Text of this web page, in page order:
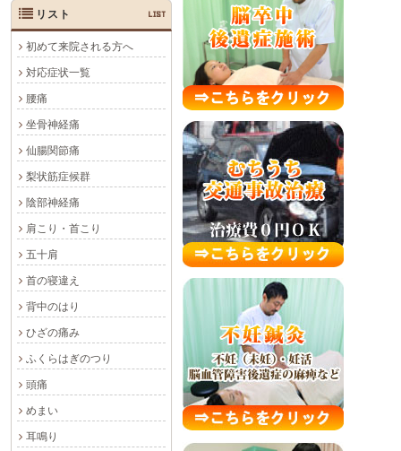
リスト LIST
初めて来院される方へ
対応症状一覧
腰痛
坐骨神経痛
仙腸関節痛
梨状筋症候群
陰部神経痛
肩こり・首こり
五十肩
首の寝違え
背中のはり
ひざの痛み
ふくらはぎのつり
頭痛
めまい
耳鳴り